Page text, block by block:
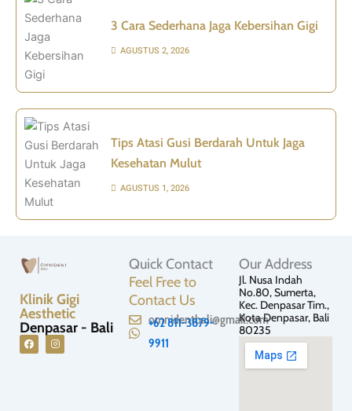
3 Cara Sederhana Jaga Kebersihan Gigi
AGUSTUS 2, 2026
Tips Atasi Gusi Berdarah Untuk Jaga
Kesehatan Mulut
AGUSTUS 1, 2026
Klinik Gigi
Aesthetic
Denpasar - Bali
Quick Contact
Feel Free to
Contact Us
omnidentbali@gmail.com
+62 811-3879-
9911
Our Address
Jl. Nusa Indah
No.80, Sumerta,
Kec. Denpasar Tim.,
Kota Denpasar, Bali
80235